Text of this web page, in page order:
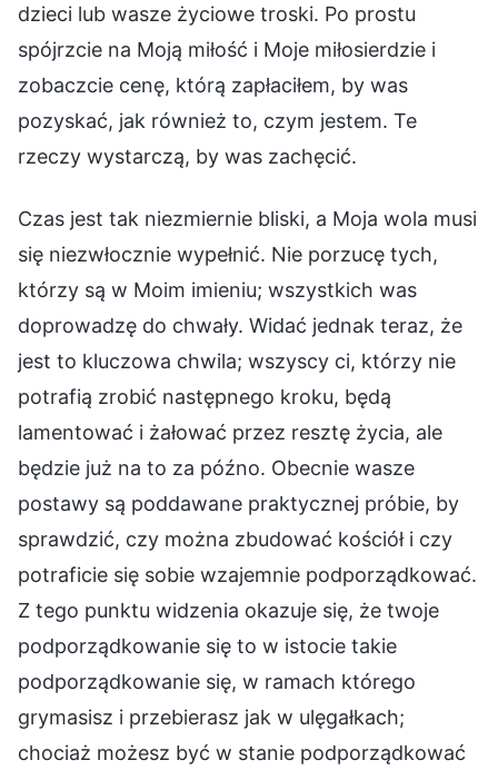
dzieci lub wasze życiowe troski. Po prostu
spójrzcie na Moją miłość i Moje miłosierdzie i
zobaczcie cenę, którą zapłaciłem, by was
pozyskać, jak również to, czym jestem. Te
rzeczy wystarczą, by was zachęcić.
Czas jest tak niezmiernie bliski, a Moja wola musi
się niezwłocznie wypełnić. Nie porzucę tych,
którzy są w Moim imieniu; wszystkich was
doprowadzę do chwały. Widać jednak teraz, że
jest to kluczowa chwila; wszyscy ci, którzy nie
potrafią zrobić następnego kroku, będą
lamentować i żałować przez resztę życia, ale
będzie już na to za późno. Obecnie wasze
postawy są poddawane praktycznej próbie, by
sprawdzić, czy można zbudować kościół i czy
potraficie się sobie wzajemnie podporządkować.
Z tego punktu widzenia okazuje się, że twoje
podporządkowanie się to w istocie takie
podporządkowanie się, w ramach którego
grymasisz i przebierasz jak w ulęgałkach;
chociaż możesz być w stanie podporządkować